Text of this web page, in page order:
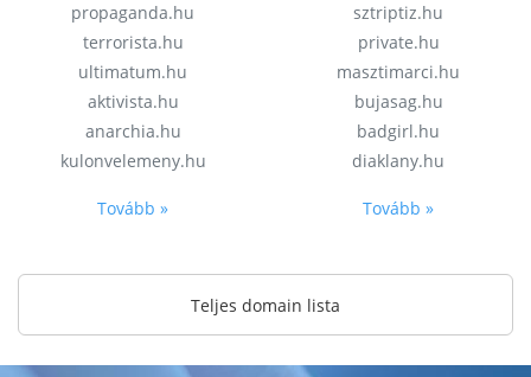
propaganda.hu
terrorista.hu
ultimatum.hu
aktivista.hu
anarchia.hu
kulonvelemeny.hu
Tovább »
sztriptiz.hu
private.hu
masztimarci.hu
bujasag.hu
badgirl.hu
diaklany.hu
Tovább »
Teljes domain lista